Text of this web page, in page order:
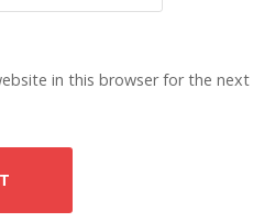
in this browser for the next